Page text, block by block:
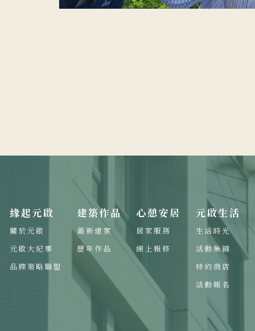
緣起元啟
關於元啟
元啟大紀事
品牌策略聯盟
建築作品
最新建案
歷年作品
心憩安居
居家服務
線上報修
元啟生活
生活時光
活動集錦
特約商店
活動報名